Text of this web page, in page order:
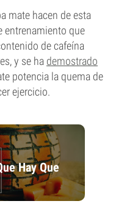
mate hacen de esta
entrenamiento que
de cafeína
y se ha demostrado
potencia la quema de
ejercicio.
Hay Que